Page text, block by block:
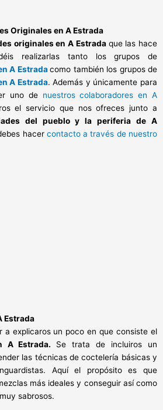
Originales en A Estrada
originales en A Estrada que las hace
realizarlas tanto los grupos de
A Estradacomo también los grupos de
A Estrada. Además y únicamente para
uno de nuestros colaboradores en A
el servicio que nos ofreces junto a
del pueblo y la periferia de A
hacer contacto a través de nuestro
Estrada
a explicaros un poco en que consiste el
A Estrada. Se trata de incluiros un
las técnicas de coctelería básicas y
Aquí el propósito es que
más ideales y conseguir así como
sabrosos.